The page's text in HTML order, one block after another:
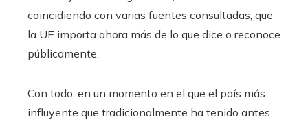
coincidiendo con varias fuentes consultadas, que
la UE importa ahora más de lo que dice o reconoce
públicamente.
Con todo, en un momento en el que el país más
influyente que tradicionalmente ha tenido antes